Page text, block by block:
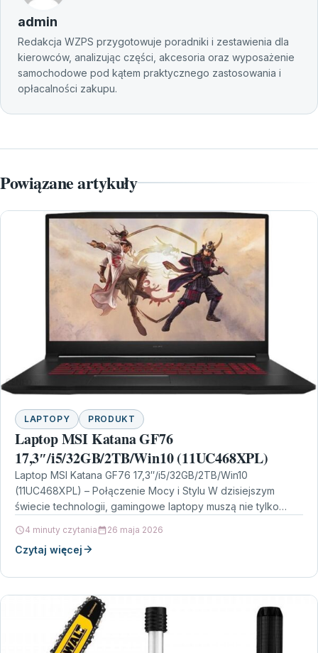
admin
Redakcja WZPS przygotowuje poradniki i zestawienia dla
kierowców, analizując części, akcesoria oraz wyposażenie
samochodowe pod kątem praktycznego zastosowania i
opłacalności zakupu.
Powiązane artykuły
LAPTOPY PRODUKT
Laptop MSI Katana GF76
17,3″/i5/32GB/2TB/Win10 (11UC468XPL)
Laptop MSI Katana GF76 17,3″/i5/32GB/2TB/Win10
(11UC468XPL) – Połączenie Mocy i Stylu W dzisiejszym
świecie technologii, gamingowe laptopy muszą nie tylko
4 minuty czytania 26 maja 2026
Czytaj więcej